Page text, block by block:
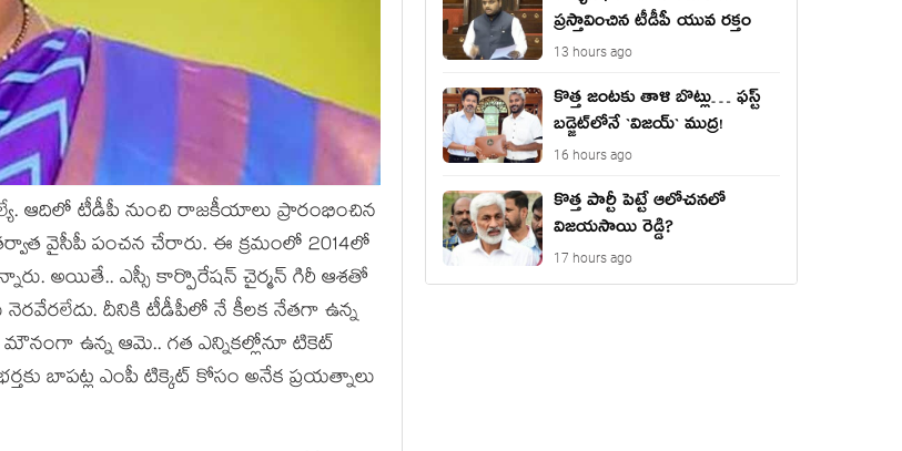
ఆదిలో టీడీపీ నుంచి రాజ‌కీయాలు ప్రారంభించిన
వైసీపీ పంచ‌న చేరారు. ఈ క్ర‌మంలో 2014లో
అయితే.. ఎస్సీ కార్పొరేష‌న్ చైర్మ‌న్ గిరీ ఆశ‌తో
నెర‌వేర‌లేదు. దీనికి టీడీపీలో నే కీల‌క నేత‌గా ఉన్న
మౌనంగా ఉన్న ఆమె.. గ‌త ఎన్నిక‌ల్లోనూ టికెట్
బాప‌ట్ల ఎంపీ టిక్కెట్ కోసం అనేక ప్ర‌య‌త్నాలు
ప్రస్తావించిన టీడీపీ యువ రక్తం
13 hours ago
కొత్త జంట‌కు తాళి బొట్లు… ఫ‌స్ట్
బ‌డ్జెట్‌లోనే `విజ‌య్` ముద్ర‌!
16 hours ago
కొత్త పార్టీ పెట్టే ఆలోచనలో
విజయసాయి రెడ్డి?
17 hours ago